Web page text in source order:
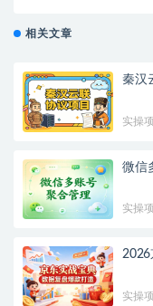
相关文章
秦汉
实操
微信
实操
2026
实操